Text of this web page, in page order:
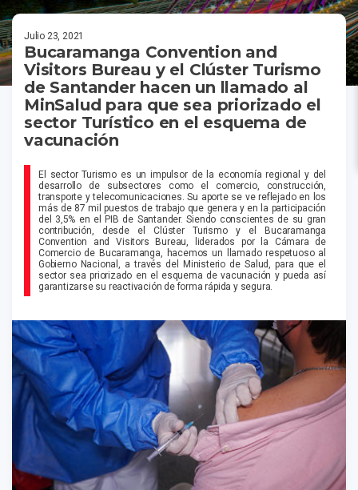
Julio 23, 2021
Bucaramanga Convention and
Visitors Bureau y el Clúster Turismo
de Santander hacen un llamado al
MinSalud para que sea priorizado el
sector Turístico en el esquema de
vacunación
El sector Turismo es un impulsor de la economía regional y del
desarrollo de subsectores como el comercio, construcción,
transporte y telecomunicaciones. Su aporte se ve reflejado en los
más de 87 mil puestos de trabajo que genera y en la participación
del 3,5% en el PIB de Santander. Siendo conscientes de su gran
contribución, desde el Clúster Turismo y el Bucaramanga
Convention and Visitors Bureau, liderados por la Cámara de
Comercio de Bucaramanga, hacemos un llamado respetuoso al
Gobierno Nacional, a través del Ministerio de Salud, para que el
sector sea priorizado en el esquema de vacunación y pueda así
garantizarse su reactivación de forma rápida y segura.